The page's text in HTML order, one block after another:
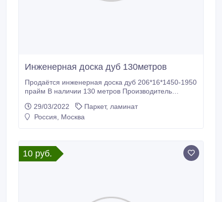
Инженерная доска дуб 130метров
Продаётся инженерная доска дуб 206*16*1450-1950
прайм В наличии 130 метров Производитель
29/03/2022
Паркет, ламинат
Россия, Москва
10 руб.